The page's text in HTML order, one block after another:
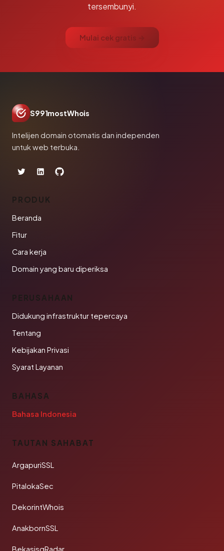
tersembunyi.
Mulai cek gratis →
S991mostWhois
Intelijen domain otomatis dan independen
untuk web terbuka.
PRODUK
Beranda
Fitur
Cara kerja
Domain yang baru diperiksa
PERUSAHAAN
Didukung infrastruktur tepercaya
Tentang
Kebijakan Privasi
Syarat Layanan
BAHASA
Bahasa Indonesia
TAUTAN SAHABAT
ArgapuriSSL
PitalokaSec
DekorintWhois
AnakbornSSL
BekasisqRadar